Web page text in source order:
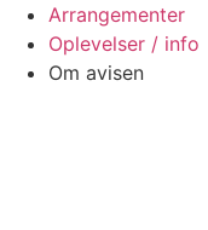
Arrangementer
Oplevelser / info
Om avisen